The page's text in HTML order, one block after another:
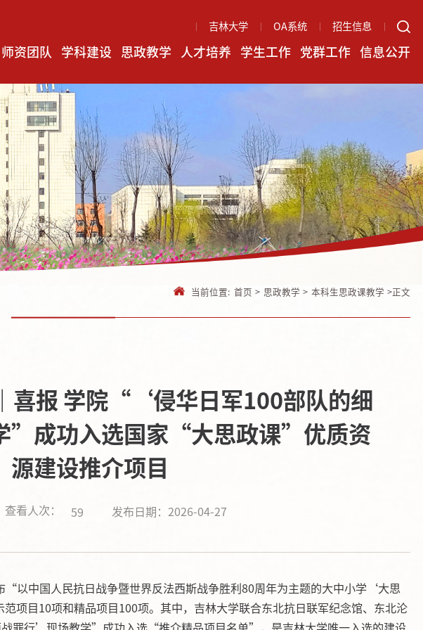
吉林大学 OA系统 招生信息
师资团队 学科建设 思政教学 人才培养 学生工作 党群工作 信息公开
当前位置: 首页 > 思政教学 > 本科生思政课教学 >正文
喜报 学院“‘侵华日军100部队的细
”成功入选国家“大思政课”优质资
源建设推介项目
查看人次： 59 发布日期：2026-04-27
“以中国人民抗日战争暨世界反法西斯战争胜利80周年为主题的大中小学‘大思
项目10项和精品项目100项。其中，吉林大学联合东北抗日联军纪念馆、东北沦